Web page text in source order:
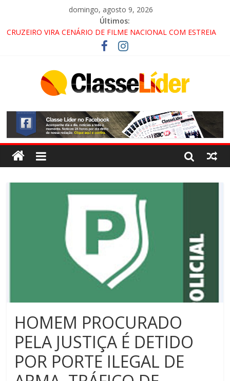
domingo, agosto 9, 2026
Últimos:
CRUZEIRO VIRA CENÁRIO DE FILME NACIONAL COM ESTREIA
PROMOTOR DO GAECO
ACESSO À APARECIDA NA DUTRA SERÁ BLOQUEADO NO FIM
ALTERNATIVAS
LORENA, PINDAMONHANGABA E QUELUZ NA RETA FINAL
PELA FÁBRICA DA COCA-COLA!
HOMEM PROCURADO
PELA JUSTIÇA É DETIDO
POR PORTE ILEGAL DE